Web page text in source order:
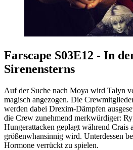
Farscape S03E12 - In
Sirenensterns
Auf der Suche nach Moya wird Talyn
magisch angezogen. Die
werden dabei Drexim-Dämpfen
die Crew zunehmend merkwürdiger:
Hungerattacken geplagt während Crais
größenwhansinnig wird. Unterdessen
Hormone verrückt zu spielen.